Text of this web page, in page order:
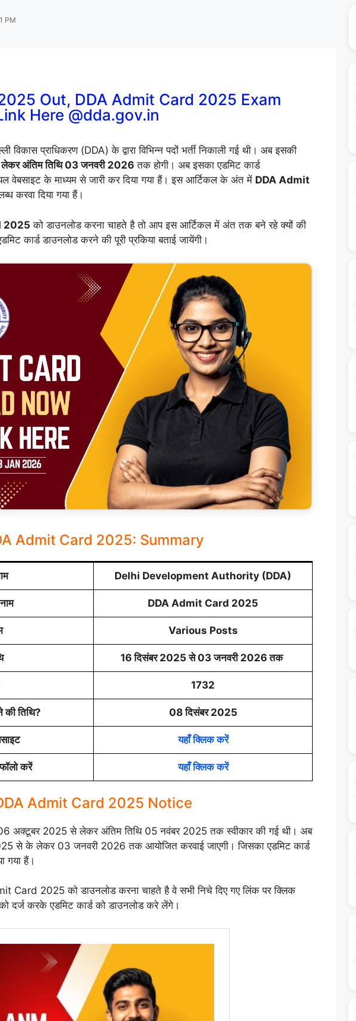
PM
Out, DDA Admit Card 2025 Exam
Here @dda.gov.in
विकास प्राधिकरण (DDA) के द्वारा विभिन्न पदों भर्ती निकाली गई थी। अब इसकी
अंतिम तिथि 03 जनवरी 2026 तक होगी। अब इसका एडमिट कार्ड
के माध्यम से जारी कर दिया गया हैं। इस आर्टिकल के अंत में DDA Admit
करवा दिया गया हैं।
2025 को डाउनलोड करना चाहते है तो आप इस आर्टिकल में अंत तक बने रहे क्यों की
कार्ड डाउनलोड करने की पूरी प्रकिया बताई जायेंगी।
Admit Card 2025: Summary
Delhi Development Authority (DDA)
DDA Admit Card 2025
Various Posts
16 दिसंबर 2025 से 03 जनवरी 2026 तक
1732
की तिथि? 08 दिसंबर 2025
यहाँ क्लिक करें
करें यहाँ क्लिक करें
Admit Card 2025 Notice
अक्टूबर 2025 से लेकर अंतिम तिथि 05 नवंबर 2025 तक स्वीकार की गई थी। अब
से के लेकर 03 जनवरी 2026 तक आयोजित करवाई जाएगी। जिसका एडमिट कार्ड
गया हैं।
Card 2025 को डाउनलोड करना चाहते है वे सभी निचे दिए गए लिंक पर क्लिक
दर्ज करके एडमिट कार्ड को डाउनलोड करे लेंगे।